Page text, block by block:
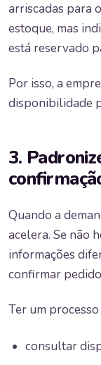
arriscadas para
estoque, mas
está reservado
Por isso, a
disponibilidade
3.
Quando a
acelera. Se não
informações
confirmar
Ter um
consultar